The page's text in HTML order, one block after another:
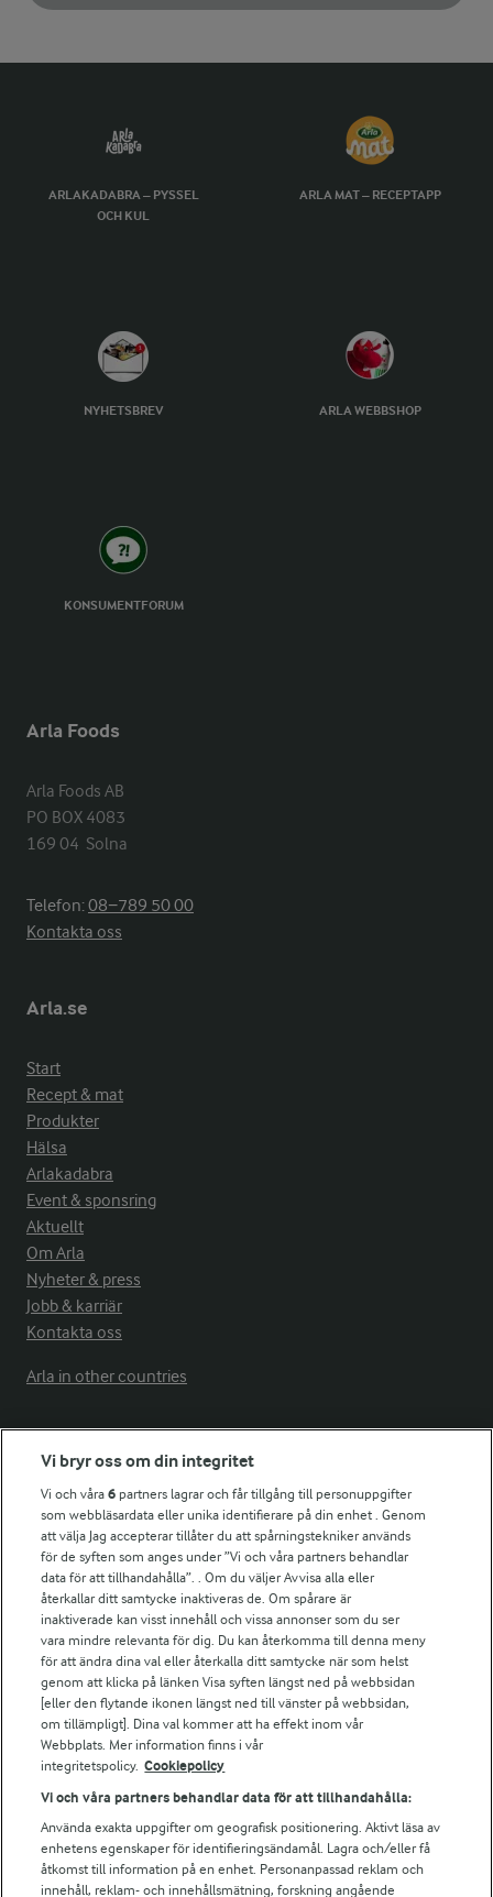
ARLAKADABRA – PYSSEL
OCH KUL
ARLA MAT – RECEPTAPP
NYHETSBREV ARLA WEBBSHOP
KONSUMENTFORUM
Arla Foods
Arla Foods AB
PO BOX 4083
169 04  Solna
Telefon:08−789 50 00
Kontakta oss
Arla.se
Start
Recept & mat
Produkter
Hälsa
Arlakadabra
Event & sponsring
Aktuellt
Om Arla
Nyheter & press
Jobb & karriär
Kontakta oss
Arla in other countries
Fler Arlasajter
För ägare
Arlas kundportal
Arla.com
Falbygdens Ost
Arla webbshop
Bildbank
Följ oss
Vi bryr oss om din integritet
Vi och våra6 partners lagrar och får tillgång till personuppgifter
som webbläsardata eller unika identifierare på din enhet . Genom
att välja Jag accepterar tillåter du att spårningstekniker används
för de syften som anges under ”Vi och våra partners behandlar
data för att tillhandahålla”. . Om du väljer Avvisa alla eller
återkallar ditt samtycke inaktiveras de. Om spårare är
inaktiverade kan visst innehåll och vissa annonser som du ser
vara mindre relevanta för dig. Du kan återkomma till denna meny
för att ändra dina val eller återkalla ditt samtycke när som helst
genom att klicka på länken Visa syften längst ned på webbsidan
[eller den flytande ikonen längst ned till vänster på webbsidan,
om tillämpligt]. Dina val kommer att ha effekt inom vår
Webbplats. Mer information finns i vår
integritetspolicy. Cookiepolicy
Vi och våra partners behandlar data för att tillhandahålla:
Använda exakta uppgifter om geografisk positionering. Aktivt läsa av
enhetens egenskaper för identifieringsändamål. Lagra och/eller få
åtkomst till information på en enhet. Personanpassad reklam och
innehåll, reklam- och innehållsmätning, forskning angående